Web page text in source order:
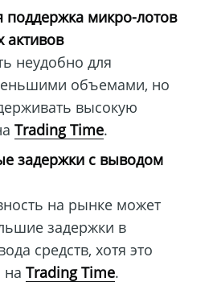
поддержка микро-лотов
активов
неудобно для
объемами, но
высокую
Trading Time.
задержки с выводом
на рынке может
задержки в
средств, хотя это
на Trading Time.